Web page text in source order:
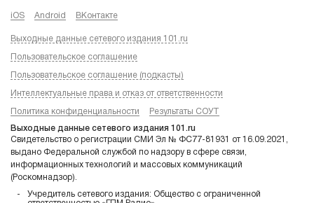
iOS Android ВКонтакте
Выходные данные сетевого издания 101.ru
Пользовательское соглашение
Пользовательское соглашение (подкасты)
Интеллектуальные права и отказ от ответственности
Политика конфиденциальности Результаты СОУТ
Выходные данные сетевого издания 101.ru
Свидетельство о регистрации СМИ Эл № ФС77-81931 от 16.09.2021,
выдано Федеральной службой по надзору в сфере связи,
информационных технологий и массовых коммуникаций
(Роскомнадзор).
Учредитель сетевого издания: Общество с ограниченной